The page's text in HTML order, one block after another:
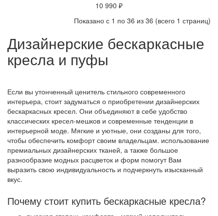
10 990 ₽
Показано с 1 по 36 из 36 (всего 1 страниц)
Дизайнерские бескаркасные
кресла и пуфы
Если вы утонченный ценитель стильного современного
интерьера, стоит задуматься о приобретении дизайнерских
бескаркасных кресел. Они объединяют в себе удобство
классических кресел-мешков и современные тенденции в
интерьерной моде. Мягкие и уютные, они созданы для того,
чтобы обеспечить комфорт своим владельцам. использование
премиальных дизайнерских тканей, а также большое
разнообразие модных расцветок и форм помогут Вам
выразить свою индивидуальность и подчеркнуть изысканный
вкус.
Почему стоит купить бескаркасные кресла?